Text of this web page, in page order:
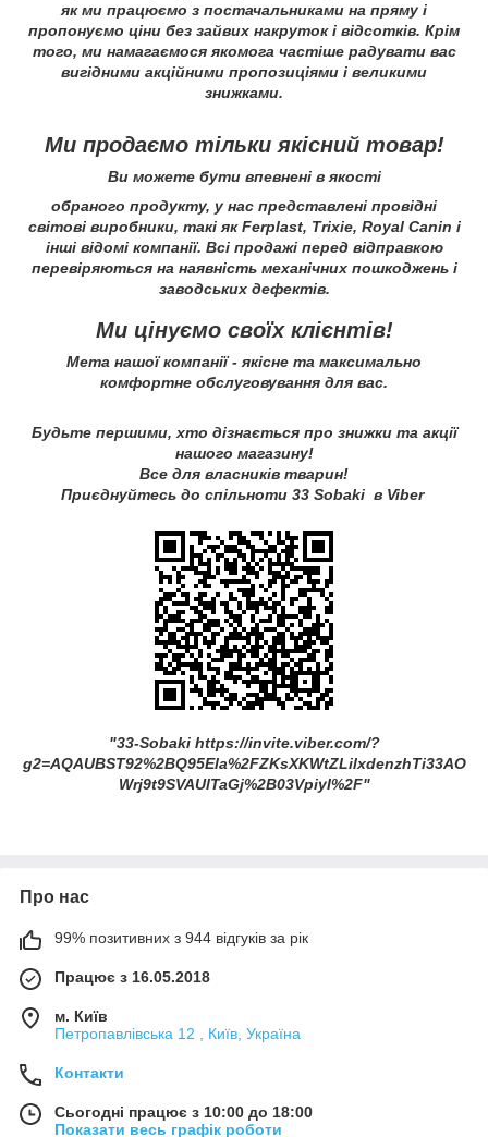
як ми працюємо з постачальниками на пряму і
пропонуємо ціни без зайвих накруток і відсотків. Крім
того, ми намагаємося якомога частіше радувати вас
вигідними акційними пропозиціями і великими
знижками.
Ми продаємо тільки якісний товар!
Ви можете бути впевнені в якості
обраного продукту, у нас представлені провідні
світові виробники, такі як Ferplast, Trixie, Royal Canin і
інші відомі компанії. Всі продажі перед відправкою
перевіряються на наявність механічних пошкоджень і
заводських дефектів.
Ми цінуємо своїх клієнтів!
Мета нашої компанії - якісне та максимально
комфортне обслуговування для вас.
Будьте першими, хто дізнається про знижки та акції
нашого магазину!
Все для власників тварин!
Приєднуйтесь до спільноти33 Sobaki вViber
"33-Sobaki https://invite.viber.com/?
g2=AQAUBST92%2BQ95Ela%2FZKsXKWtZLilxdenzhTi33AO
Wrj9t9SVAUlTaGj%2B03VpiyI%2F"
Про нас
99% позитивних з 944 відгуків за рік
Працює з 16.05.2018
м. Київ
Петропавлівська 12 , Київ, Україна
Контакти
Сьогодні працює з 10:00 до 18:00
Показати весь графік роботи